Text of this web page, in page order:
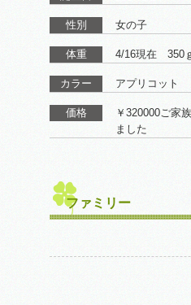
性別 女の子
体重 4/16現在 350
カラー アプリコット
価格
￥320000ご家
ました
ファミリー